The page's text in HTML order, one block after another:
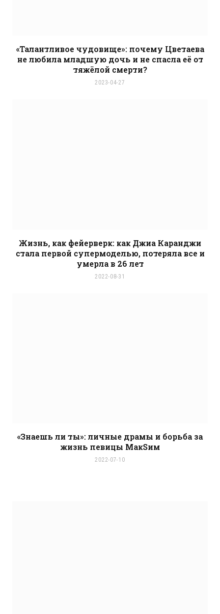
«Талантливое чудовище»: почему Цветаева
не любила младшую дочь и не спасла её от
тяжёлой смерти?
2023-04-27
Жизнь, как фейерверк: как Джиа Каранджи
стала первой супермоделью, потеряла все и
умерла в 26 лет
2022-08-31
«Знаешь ли ты»: личные драмы и борьба за
жизнь певицы МакSим
2022-07-10